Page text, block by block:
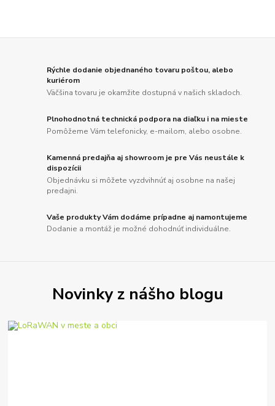
Rýchle dodanie objednaného tovaru poštou, alebo
kuriérom
Väčšina tovaru je okamžite dostupná v našich skladoch.
Plnohodnotná technická podpora na diaľku i na mieste
Pomôžeme Vám telefonicky, e-mailom, alebo osobne.
Kamenná predajňa aj showroom je pre Vás neustále k
dispozícii
Objednávku si môžete vyzdvihnúť aj osobne na našej
predajni.
Vaše produkty Vám dodáme prípadne aj namontujeme
Dodanie a montáž je možné dohodnúť individuálne.
Novinky z nášho blogu